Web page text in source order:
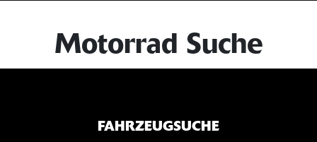
Motorrad Suche
FAHRZEUGSUCHE